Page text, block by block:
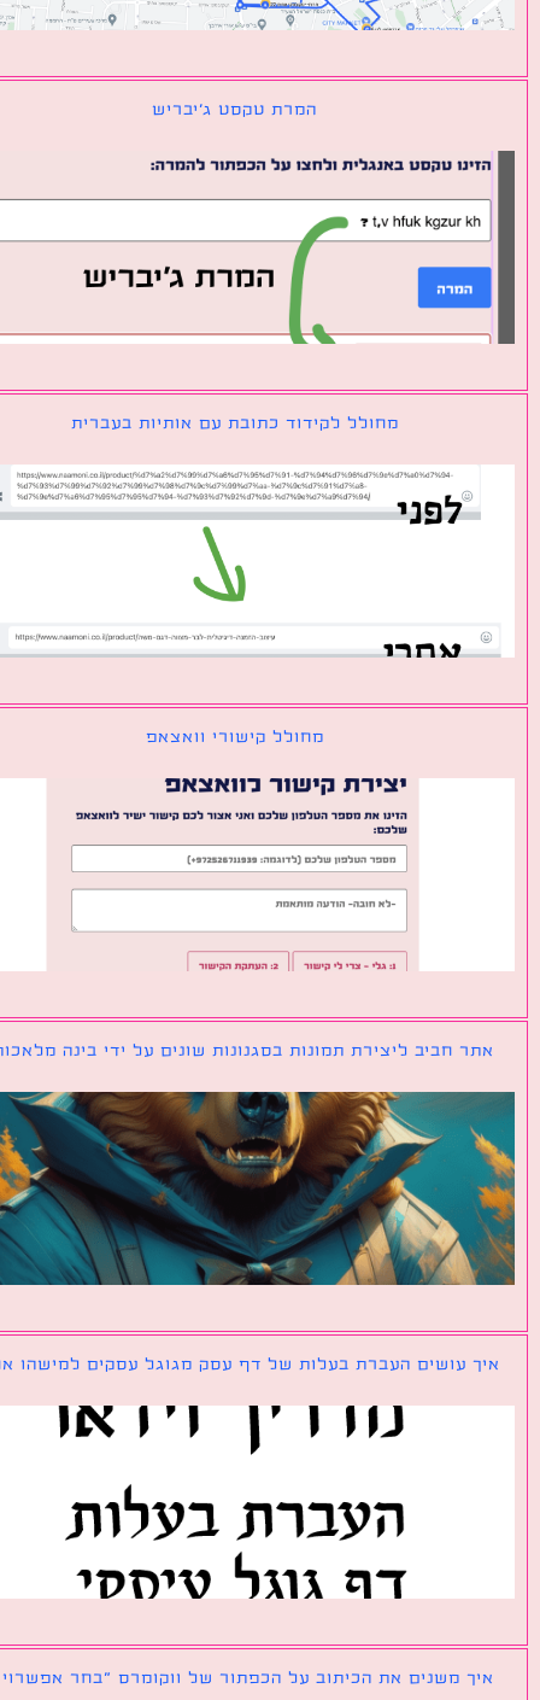
המרת טקסט ג׳יבריש
מחולל לקידוד כתובת עם אותיות בעברית
מחולל קישורי וואצאפ
חביב ליצירת תמונות בסגנונות שונים על ידי בינה מלאכותית
עושים העברת בעלות של דף עסק מגוגל עסקים למישהו אחר?
משנים את הכיתוב על הכפתור של ווקומרס ״בחר אפשרויות״